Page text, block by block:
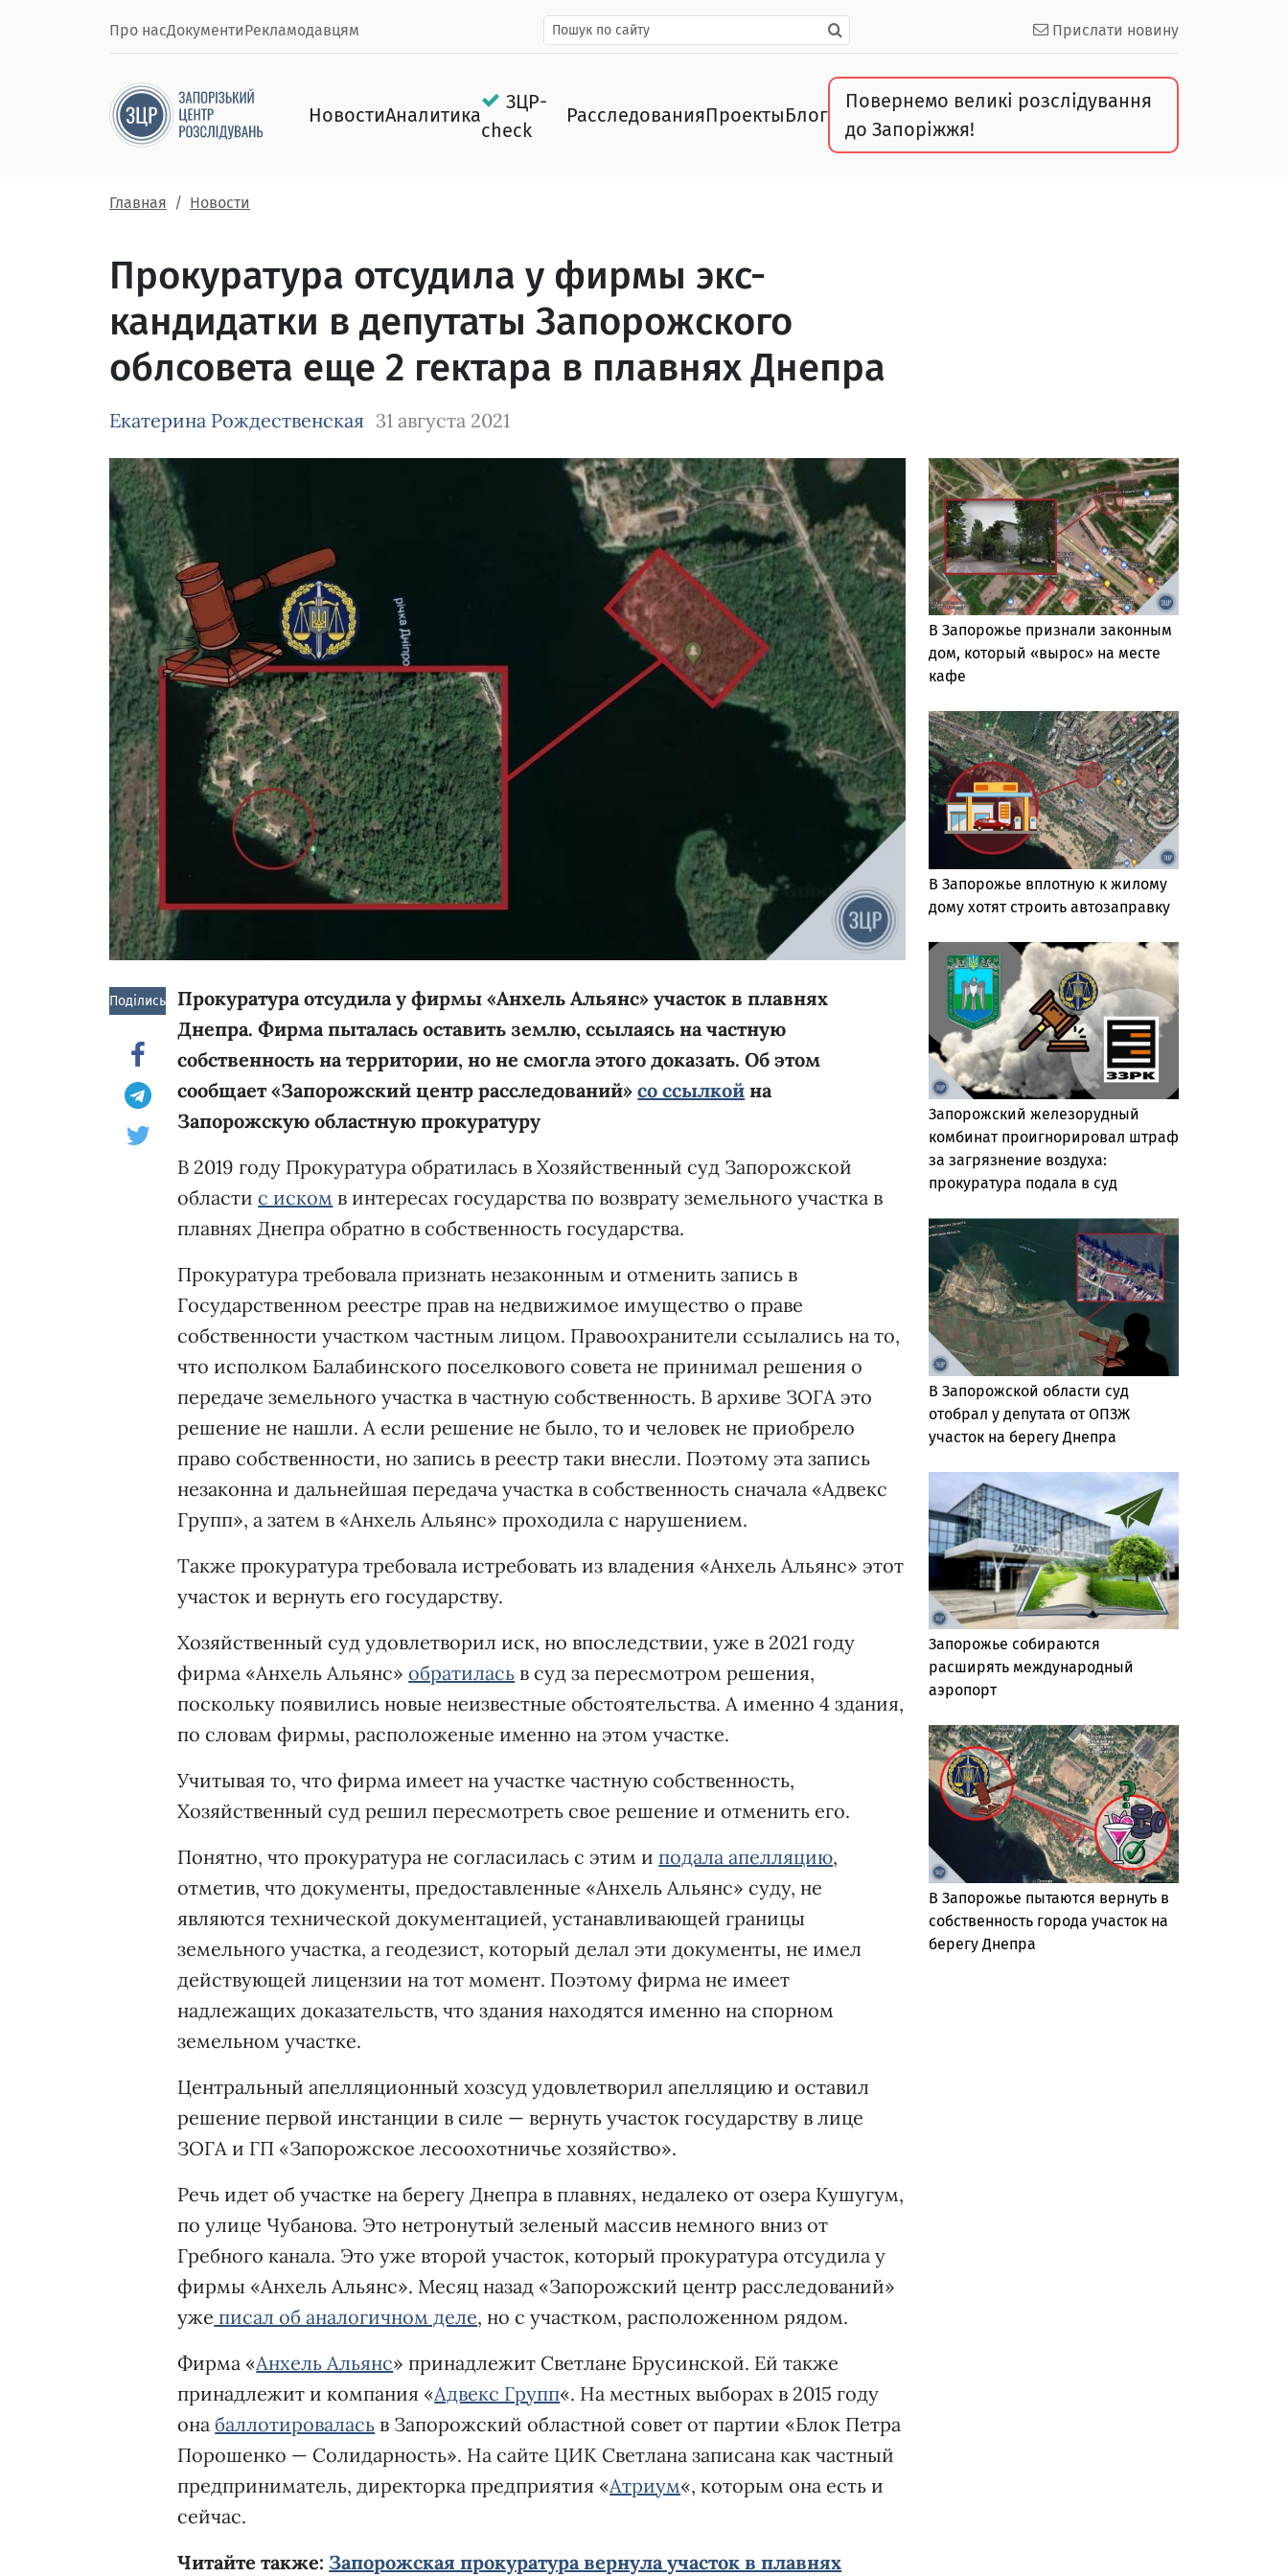
Про насДокументиРекламодавцям Прислати новину
НовостиАналитика
ЗЦР-
check
РасследованияПроектыБлог
Повернемо великі розслідування
до Запоріжжя!
Главная Новости
Прокуратура отсудила у фирмы экс-
кандидатки в депутаты Запорожского
облсовета еще 2 гектара в плавнях Днепра
Екатерина Рождественская 31 августа 2021
Зображення завантажується
Поділись!
Прокуратура отсудила у фирмы «Анхель Альянс» участок в плавнях
Днепра. Фирма пыталась оставить землю, ссылаясь на частную
собственность на территории, но не смогла этого доказать. Об этом
сообщает «Запорожский центр расследований»со ссылкой на
Запорожскую областную прокуратуру
В 2019 году Прокуратура обратилась в Хозяйственный суд Запорожской
областис иском в интересах государства по возврату земельного участка в
плавнях Днепра обратно в собственность государства.
Прокуратура требовала признать незаконным и отменить запись в
Государственном реестре прав на недвижимое имущество о праве
собственности участком частным лицом. Правоохранители ссылались на то,
что исполком Балабинского поселкового совета не принимал решения о
передаче земельного участка в частную собственность. В архиве ЗОГА это
решение не нашли. А если решение не было, то и человек не приобрело
право собственности, но запись в реестр таки внесли. Поэтому эта запись
незаконна и дальнейшая передача участка в собственность сначала «Адвекс
Групп», а затем в «Анхель Альянс» проходила с нарушением.
Также прокуратура требовала истребовать из владения «Анхель Альянс» этот
участок и вернуть его государству.
Хозяйственный суд удовлетворил иск, но впоследствии, уже в 2021 году
фирма «Анхель Альянс»обратилась в суд за пересмотром решения,
поскольку появились новые неизвестные обстоятельства. А именно 4 здания,
по словам фирмы, расположеные именно на этом участке.
Учитывая то, что фирма имеет на участке частную собственность,
Хозяйственный суд решил пересмотреть свое решение и отменить его.
Понятно, что прокуратура не согласилась с этим и подала апелляцию,
отметив, что документы, предоставленные «Анхель Альянс» суду, не
являются технической документацией, устанавливающей границы
земельного участка, а геодезист, который делал эти документы, не имел
действующей лицензии на тот момент. Поэтому фирма не имеет
надлежащих доказательств, что здания находятся именно на спорном
земельном участке.
Центральный апелляционный хозсуд удовлетворил апелляцию и оставил
решение первой инстанции в силе — вернуть участок государству в лице
ЗОГА и ГП «Запорожское лесоохотничье хозяйство».
Речь идет об участке на берегу Днепра в плавнях, недалеко от озера Кушугум,
по улице Чубанова. Это нетронутый зеленый массив немного вниз от
Гребного канала. Это уже второй участок, который прокуратура отсудила у
фирмы «Анхель Альянс». Месяц назад «Запорожский центр расследований»
уже писал об аналогичном деле, но с участком, расположенном рядом.
Фирма «Анхель Альянс» принадлежит Светлане Брусинской. Ей также
принадлежит и компания «Адвекс Групп«. На местных выборах в 2015 году
онабаллотировалась в Запорожский областной совет от партии «Блок Петра
Порошенко — Солидарность». На сайте ЦИК Светлана записана как частный
предприниматель, директорка предприятия «Атриум«, которым она есть и
сейчас.
Читайте также:Запорожская прокуратура вернула участок в плавнях
В Запорожье признали законным
дом, который «вырос» на месте
кафе
В Запорожье вплотную к жилому
дому хотят строить автозаправку
Запорожский железорудный
комбинат проигнорировал штраф
за загрязнение воздуха:
прокуратура подала в суд
В Запорожской области суд
отобрал у депутата от ОПЗЖ
участок на берегу Днепра
Запорожье собираются
расширять международный
аэропорт
В Запорожье пытаются вернуть в
собственность города участок на
берегу Днепра